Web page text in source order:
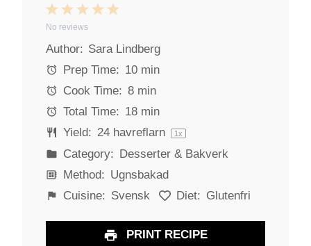
5
t
r
4
t
a
r
s
3
t
a
r
s
2
S
t
a
r
s
1
S
t
a
No reviews
Author: Sara Lindberg
Prep Time: 10 min
Cook Time: 8 min
Total Time: 18 min
Yield: 24havreflarn 1x
Category: Desserter & Bakverk
Method: Ugnsbakad
Cuisine: Svensk Diet: Glutenfri
PRINT RECIPE